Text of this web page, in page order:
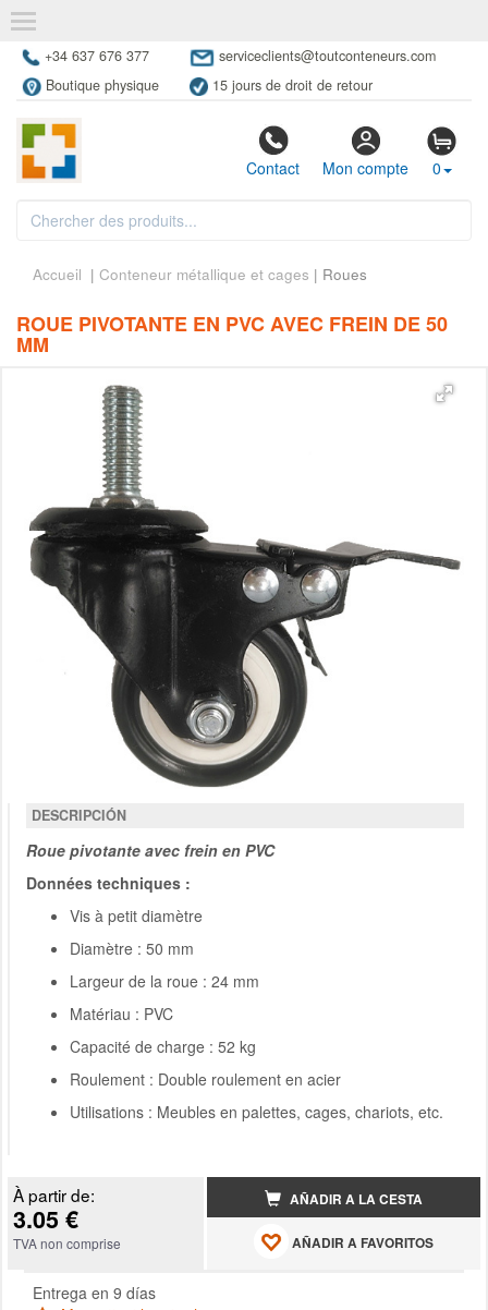
+34 637 676 377
serviceclients@toutconteneurs.com
Boutique physique
15 jours de droit de retour
Contact Mon compte 0
Accueil | Conteneur métallique et cages | Roues
ROUE PIVOTANTE EN PVC AVEC FREIN DE 50
MM
DESCRIPCIÓN
Roue pivotante avec frein en PVC
Données techniques :
Vis à petit diamètre
Diamètre : 50 mm
Largeur de la roue : 24 mm
Matériau : PVC
Capacité de charge : 52 kg
Roulement : Double roulement en acier
Utilisations : Meubles en palettes, cages, chariots, etc.
À partir de:
3.05 €
TVA non comprise
AÑADIR A LA CESTA
AÑADIR A FAVORITOS
Entrega en 9 días